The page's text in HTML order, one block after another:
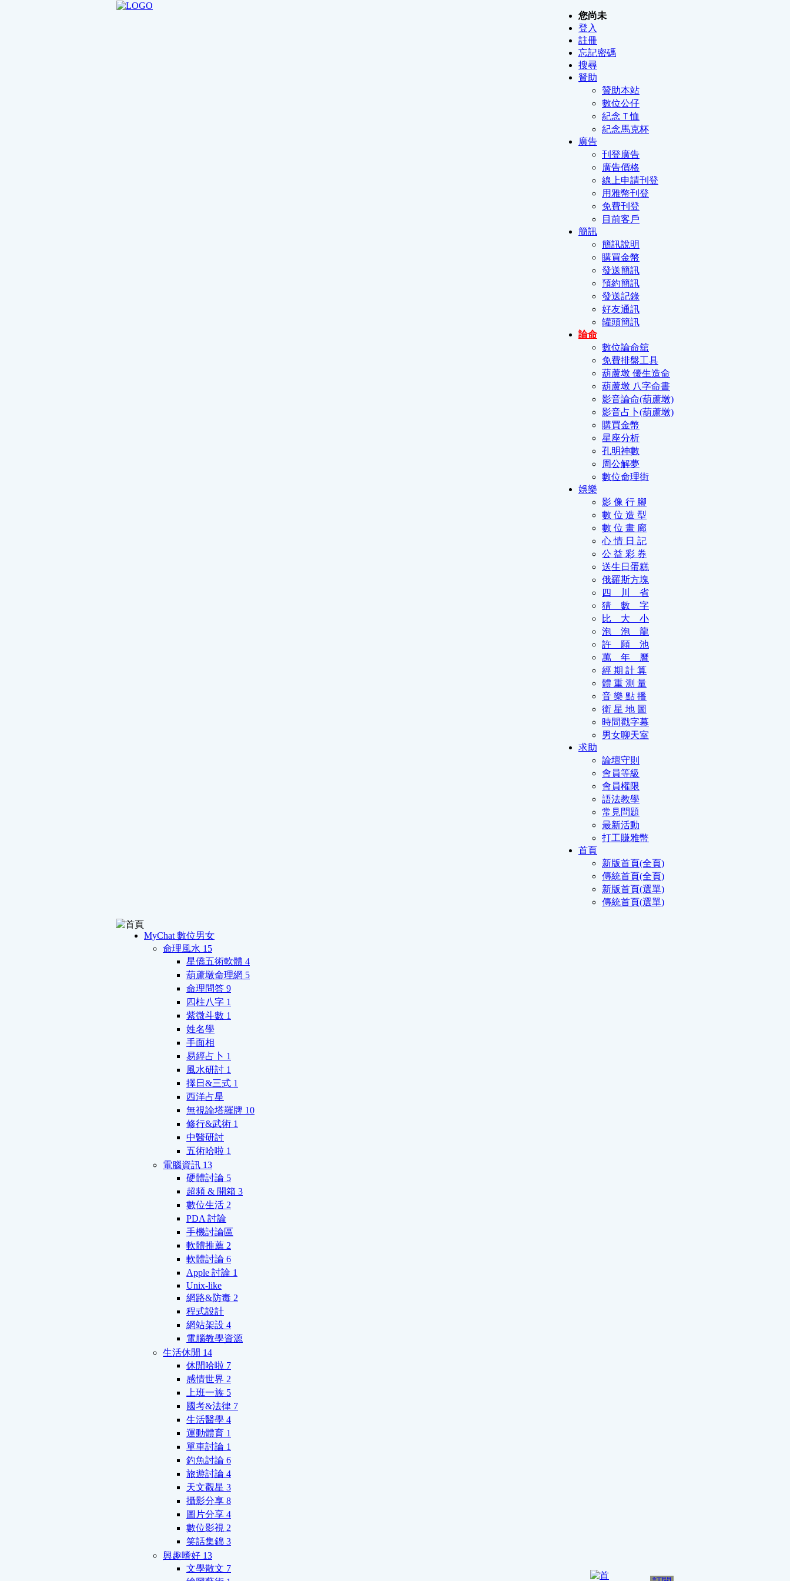
您尚未
登入
註冊
忘記密碼
搜尋
贊助
贊助本站
數位公仔
紀念Ｔ恤
紀念馬克杯
廣告
刊登廣告
廣告價格
線上申請刊登
用雅幣刊登
免費刊登
目前客戶
簡訊
簡訊說明
購買金幣
發送簡訊
預約簡訊
發送記錄
好友通訊
罐頭簡訊
論命
數位論命舘
免費排盤工具
葫蘆墩 優生造命
葫蘆墩 八字命書
影音論命(葫蘆墩)
影音占卜(葫蘆墩)
購買金幣
星座分析
孔明神數
周公解夢
數位命理街
娛樂
影 像 行 腳
數 位 造 型
數 位 畫 廊
心 情 日 記
公 益 彩 券
送生日蛋糕
俄羅斯方塊
四 川 省
猜 數 字
比 大 小
泡 泡 龍
許 願 池
萬 年 曆
經 期 計 算
體 重 測 量
音 樂 點 播
衛 星 地 圖
時間戳字幕
男女聊天室
求助
論壇守則
會員等級
會員權限
語法教學
常見問題
最新活動
打工賺雅幣
首頁
新版首頁(全頁)
傳統首頁(全頁)
新版首頁(選單)
傳統首頁(選單)
MyChat 數位男女
命理風水 15
星僑五術軟體 4
葫蘆墩命理網 5
命理問答 9
四柱八字 1
紫微斗數 1
姓名學
手面相
易經占卜 1
風水研討 1
擇日&三式 1
西洋占星
無視論塔羅牌 10
修行&武術 1
中醫研討
五術哈啦 1
電腦資訊 13
硬體討論 5
超頻 & 開箱 3
數位生活 2
PDA 討論
手機討論區
軟體推薦 2
軟體討論 6
Apple 討論 1
Unix-like
網路&防毒 2
程式設計
網站架設 4
電腦教學資源
生活休閒 14
休閒哈啦 7
感情世界 2
上班一族 5
國考&法律 7
生活醫學 4
運動體育 1
單車討論 1
釣魚討論 6
旅遊討論 4
天文觀星 3
攝影分享 8
圖片分享 4
數位影視 2
笑話集錦 3
興趣嗜好 13
文學散文 7